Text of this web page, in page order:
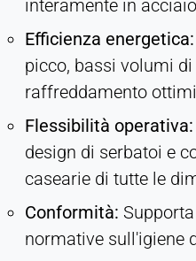
interamente in
Efficienza energetica:
picco, bassi volumi
raffreddamento
Flessibilità operativa:
design di serbatoi e
casearie di tutte le
Conformità:
normative sull'igiene